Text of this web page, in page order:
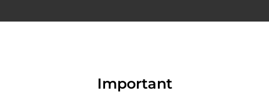
Important